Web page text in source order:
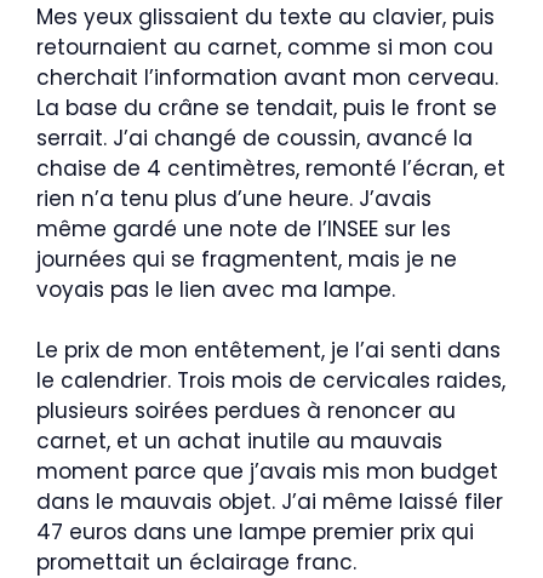
Mes yeux glissaient du texte au clavier, puis
retournaient au carnet, comme si mon cou
cherchait l’information avant mon cerveau.
La base du crâne se tendait, puis le front se
serrait. J’ai changé de coussin, avancé la
chaise de 4 centimètres, remonté l’écran, et
rien n’a tenu plus d’une heure. J’avais
même gardé une note de l’INSEE sur les
journées qui se fragmentent, mais je ne
voyais pas le lien avec ma lampe.
Le prix de mon entêtement, je l’ai senti dans
le calendrier. Trois mois de cervicales raides,
plusieurs soirées perdues à renoncer au
carnet, et un achat inutile au mauvais
moment parce que j’avais mis mon budget
dans le mauvais objet. J’ai même laissé filer
47 euros dans une lampe premier prix qui
promettait un éclairage franc.